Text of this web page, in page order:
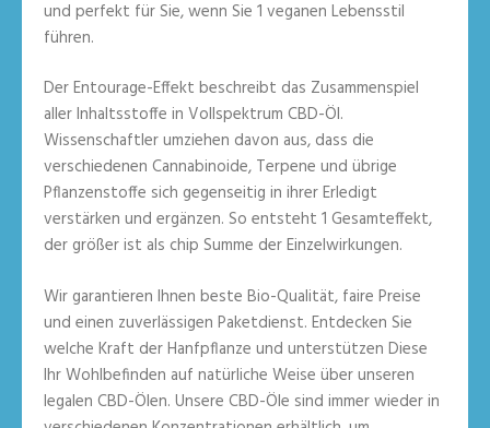
und perfekt für Sie, wenn Sie 1 veganen Lebensstil
führen.
Der Entourage-Effekt beschreibt das Zusammenspiel
aller Inhaltsstoffe in Vollspektrum CBD-Öl.
Wissenschaftler umziehen davon aus, dass die
verschiedenen Cannabinoide, Terpene und übrige
Pflanzenstoffe sich gegenseitig in ihrer Erledigt
verstärken und ergänzen. So entsteht 1 Gesamteffekt,
der größer ist als chip Summe der Einzelwirkungen.
Wir garantieren Ihnen beste Bio-Qualität, faire Preise
und einen zuverlässigen Paketdienst. Entdecken Sie
welche Kraft der Hanfpflanze und unterstützen Diese
Ihr Wohlbefinden auf natürliche Weise über unseren
legalen CBD-Ölen. Unsere CBD-Öle sind immer wieder in